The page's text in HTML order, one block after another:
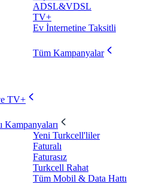
ADSL&VDSL
TV+
Ev İnternetine Taksitli
Tüm Kampanyalar
TV+
Yeni Turkcell'liler
Faturalı
Faturasız
Turkcell Rahat
Tüm Mobil & Data Hattı